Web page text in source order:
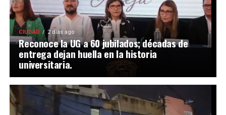
CIUDAD 2 días ago
Reconoce la UG a 60 jubilados; décadas de
entrega dejan huella en la historia
universitaria.